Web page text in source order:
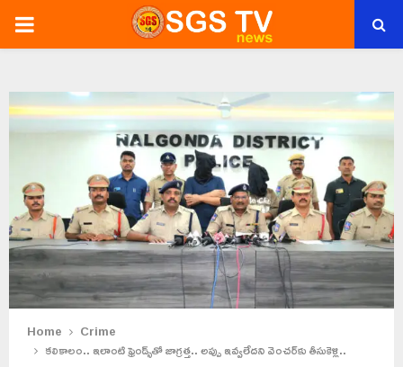
PRIMARY
Home
Crime
కలికాలం.. ఇలాంటి ఫ్రెండ్స్‌తో జాగ్రత్త.. అప్పు ఇవ్వలేదని వెంచర్‌కు తీసుకెళ్లి..